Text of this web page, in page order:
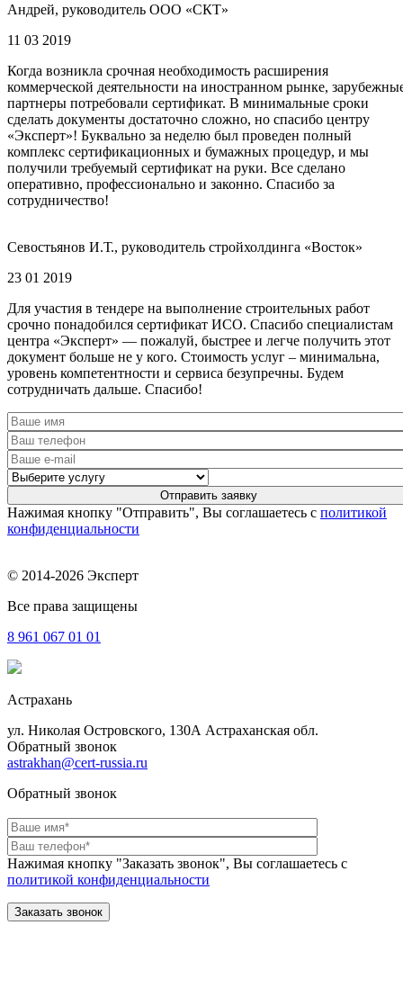
Андрей, руководитель ООО «СКТ»
11 03 2019
Когда возникла срочная необходимость расширения
коммерческой деятельности на иностранном рынке,
партнеры потребовали сертификат. В минимальные сроки
сделать документы достаточно сложно, но спасибо центру
«Эксперт»! Буквально за неделю был проведен полный
комплекс сертификационных и бумажных процедур, и мы
получили требуемый сертификат на руки. Все сделано
оперативно, профессионально и законно. Спасибо за
сотрудничество!
Севостьянов И.Т., руководитель стройхолдинга «Восток»
23 01 2019
Для участия в тендере на выполнение строительных работ
срочно понадобился сертификат ИСО. Спасибо специалистам
центра «Эксперт» — пожалуй, быстрее и легче получить этот
документ больше не у кого. Стоимость услуг – минимальна,
уровень компетентности и сервиса безупречны. Будем
сотрудничать дальше. Спасибо!
Нажимая кнопку "Отправить", Вы соглашаетесь с политикой
конфиденциальности
© 2014-2026 Эксперт
Все права защищены
8 961 067 01 01
Астрахань
ул. Николая Островского, 130А Астраханская обл.
Обратный звонок
astrakhan@cert-russia.ru
Обратный звонок
Нажимая кнопку "Заказать звонок", Вы соглашаетесь с
политикой конфиденциальности